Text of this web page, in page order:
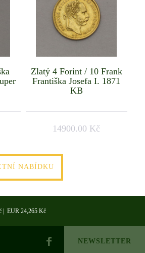
Zlatý 4 Forint / 10 Frank
Františka Josefa I. 1871
KB
14900.00 Kč
NABÍDKU
EUR 24,265 Kč
NEWSLETTER